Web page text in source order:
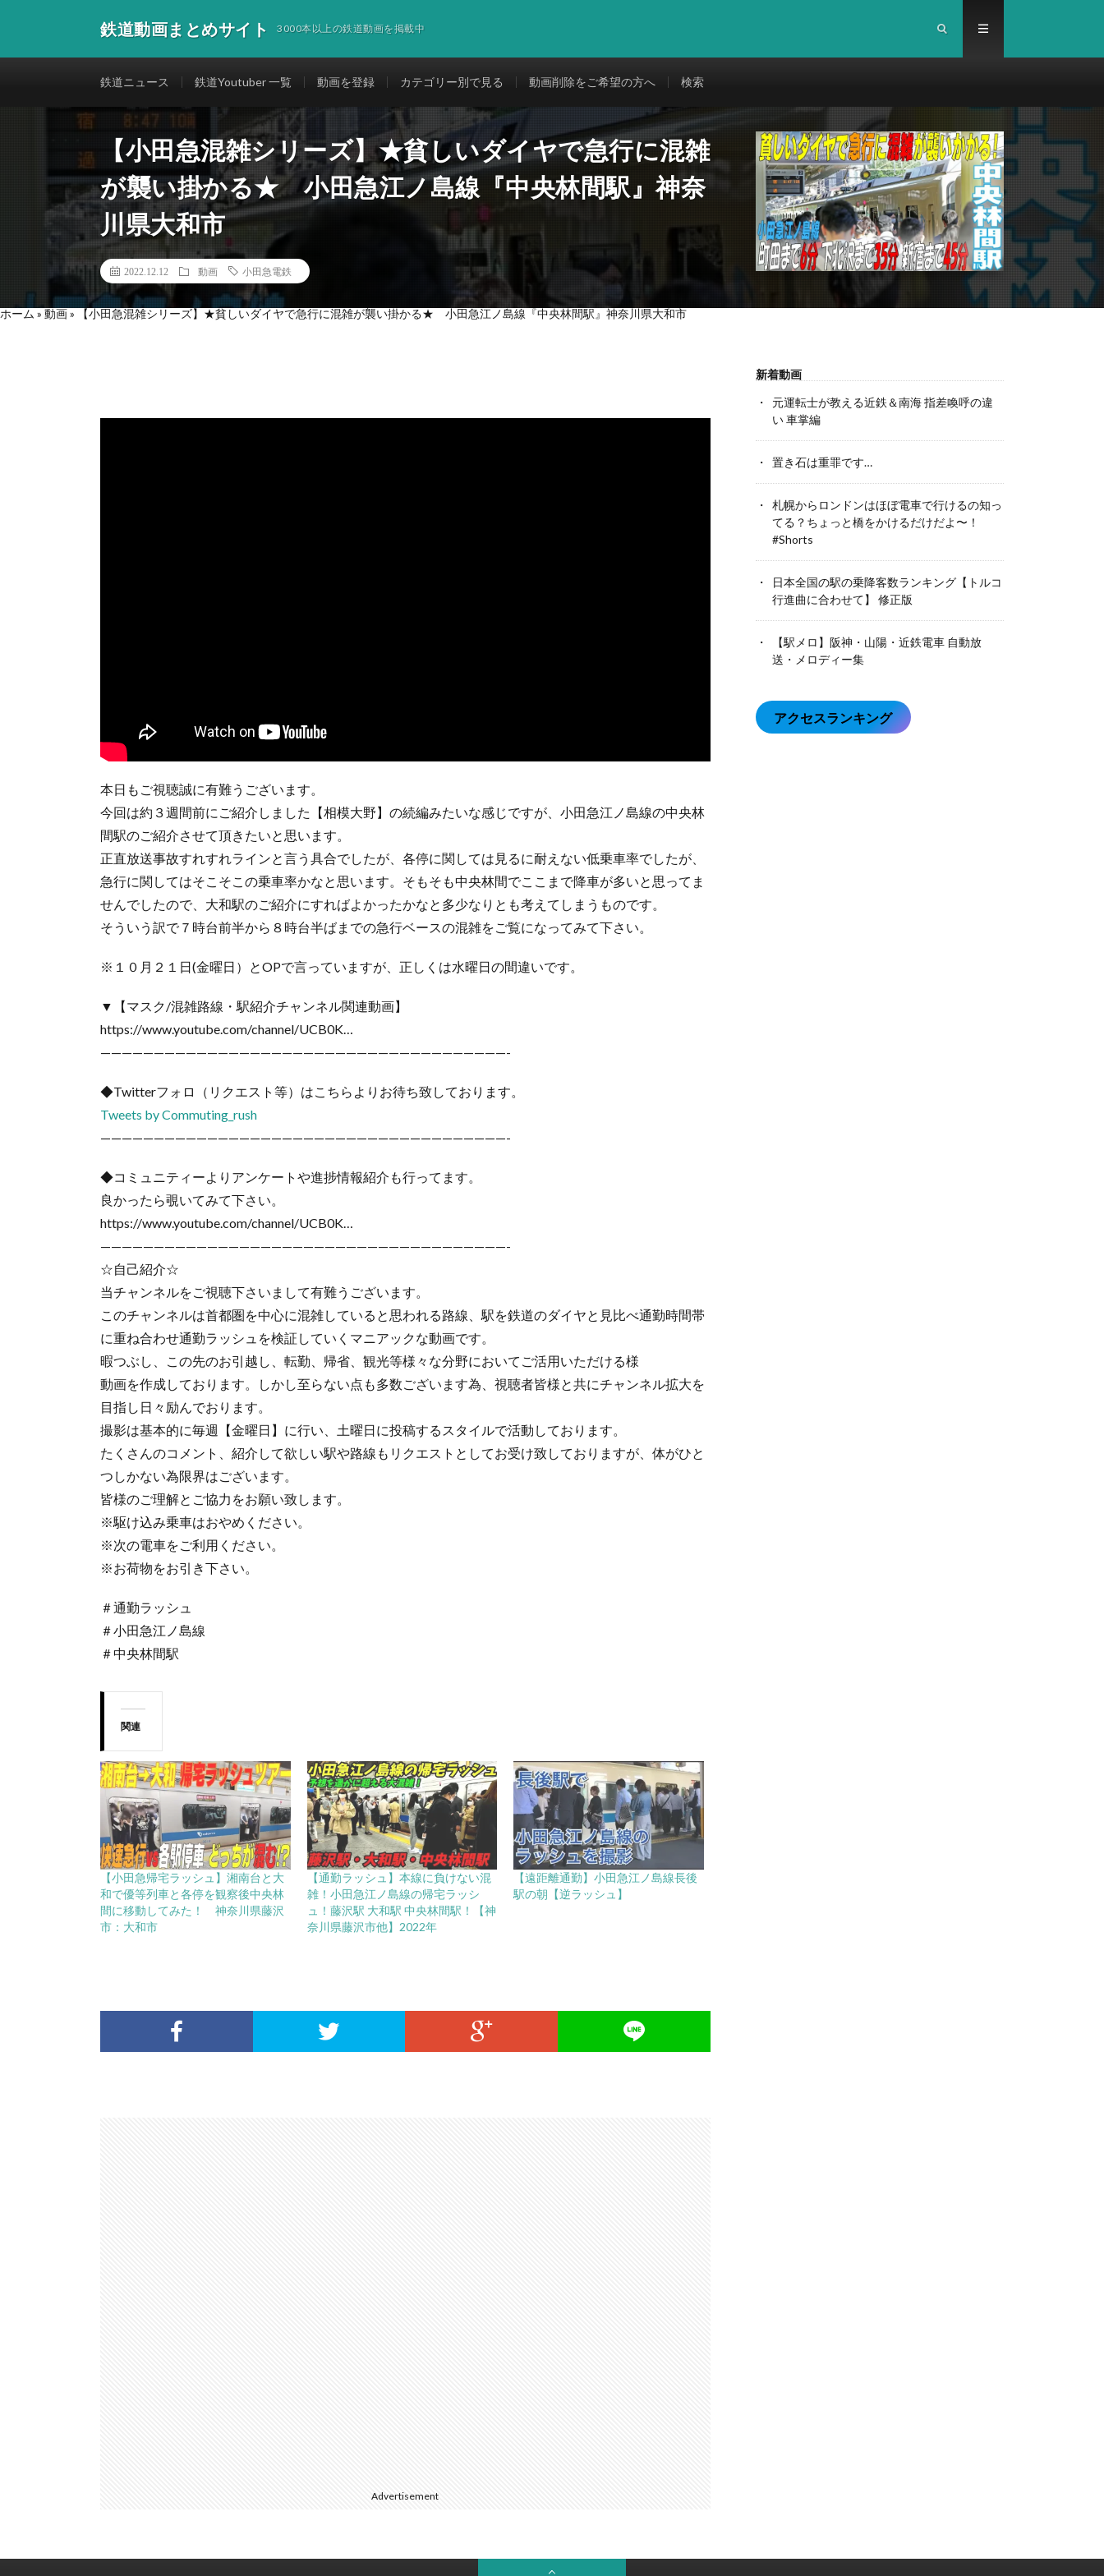
鉄道動画まとめサイト 3000本以上の鉄道動画を掲載中
鉄道ニュース 鉄道Youtuber 一覧 動画を登録 カテゴリー別で見る 動画削除をご希望の方へ 検索
【小田急混雑シリーズ】★貧しいダイヤで急行に混雑
が襲い掛かる★ 小田急江ノ島線『中央林間駅』神奈
川県大和市
2022.12.12 動画 小田急電鉄
ホーム » 動画» 【小田急混雑シリーズ】★貧しいダイヤで急行に混雑が襲い掛かる★ 小田急江ノ島線『中央林間駅』神奈川県大和市
本日もご視聴誠に有難うございます。
今回は約３週間前にご紹介しました【相模大野】の続編みたいな感じですが、小田急江ノ島線の中央林
間駅のご紹介させて頂きたいと思います。
正直放送事故すれすれラインと言う具合でしたが、各停に関しては見るに耐えない低乗車率でしたが、
急行に関してはそこそこの乗車率かなと思います。そもそも中央林間でここまで降車が多いと思ってま
せんでしたので、大和駅のご紹介にすればよかったかなと多少なりとも考えてしまうものです。
そういう訳で７時台前半から８時台半ばまでの急行ベースの混雑をご覧になってみて下さい。
※１０月２１日(金曜日）とOPで言っていますが、正しくは水曜日の間違いです。
▼【マスク/混雑路線・駅紹介チャンネル関連動画】
https://www.youtube.com/channel/UCB0K…
——————————————————————————————————————-
◆Twitterフォロ（リクエスト等）はこちらよりお待ち致しております。
Tweets by Commuting_rush
——————————————————————————————————————-
◆コミュニティーよりアンケートや進捗情報紹介も行ってます。
良かったら覗いてみて下さい。
https://www.youtube.com/channel/UCB0K…
——————————————————————————————————————-
☆自己紹介☆
当チャンネルをご視聴下さいまして有難うございます。
このチャンネルは首都圏を中心に混雑していると思われる路線、駅を鉄道のダイヤと見比べ通勤時間帯
に重ね合わせ通勤ラッシュを検証していくマニアックな動画です。
暇つぶし、この先のお引越し、転勤、帰省、観光等様々な分野においてご活用いただける様
動画を作成しております。しかし至らない点も多数ございます為、視聴者皆様と共にチャンネル拡大を
目指し日々励んでおります。
撮影は基本的に毎週【金曜日】に行い、土曜日に投稿するスタイルで活動しております。
たくさんのコメント、紹介して欲しい駅や路線もリクエストとしてお受け致しておりますが、体がひと
つしかない為限界はございます。
皆様のご理解とご協力をお願い致します。
※駆け込み乗車はおやめください。
※次の電車をご利用ください。
※お荷物をお引き下さい。
＃通勤ラッシュ
＃小田急江ノ島線
＃中央林間駅
関連
【小田急帰宅ラッシュ】湘南台と大
和で優等列車と各停を観察後中央林
間に移動してみた！ 神奈川県藤沢
市：大和市
【通勤ラッシュ】本線に負けない混
雑！小田急江ノ島線の帰宅ラッシ
ュ！藤沢駅 大和駅 中央林間駅！【神
奈川県藤沢市他】2022年
【遠距離通勤】小田急江ノ島線長後
駅の朝【逆ラッシュ】
Advertisement
新着動画
元運転士が教える近鉄＆南海 指差喚呼の違
い 車掌編
置き石は重罪です…
札幌からロンドンはほぼ電車で行けるの知っ
てる？ちょっと橋をかけるだけだよ〜！
#Shorts
日本全国の駅の乗降客数ランキング【トルコ
行進曲に合わせて】 修正版
【駅メロ】阪神・山陽・近鉄電車 自動放
送・メロディー集
アクセスランキング